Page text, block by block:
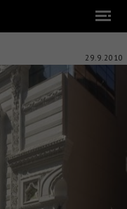
29.9.2010